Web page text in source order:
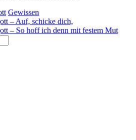
Gewissen
– Auf, schicke dich,
– So hoff ich denn mit festem Mut